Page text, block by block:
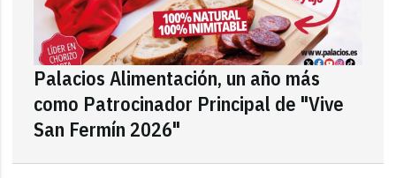
Palacios Alimentación, un año más
como Patrocinador Principal de "Vive
San Fermín 2026"